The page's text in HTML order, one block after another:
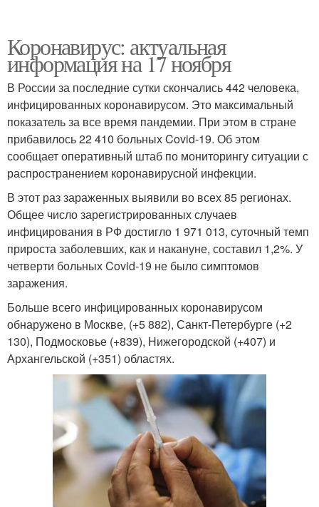
Коронавирус: актуальная
информация на 17 ноября
В России за последние сутки скончались 442 человека,
инфицированных коронавирусом. Это максимальный
показатель за все время пандемии. При этом в стране
прибавилось 22 410 больных Covid-19. Об этом
сообщает оперативный штаб по мониторингу ситуации с
распространением коронавирусной инфекции.
В этот раз зараженных выявили во всех 85 регионах.
Общее число зарегистрированных случаев
инфицирования в РФ достигло 1 971 013, суточный темп
прироста заболевших, как и накануне, составил 1,2%. У
четверти больных Covid-19 не было симптомов
заражения.
Больше всего инфицированных коронавирусом
обнаружено в Москве, (+5 882), Санкт-Петербурге (+2
130), Подмосковье (+839), Нижегородской (+407) и
Архангельской (+351) областях.